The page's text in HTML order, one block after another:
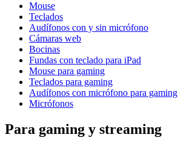
Mouse
Teclados
Audífonos con y sin micrófono
Cámaras web
Bocinas
Fundas con teclado para iPad
Mouse para gaming
Teclados para gaming
Audífonos con micrófono para gaming
Micrófonos
Para gaming y streaming